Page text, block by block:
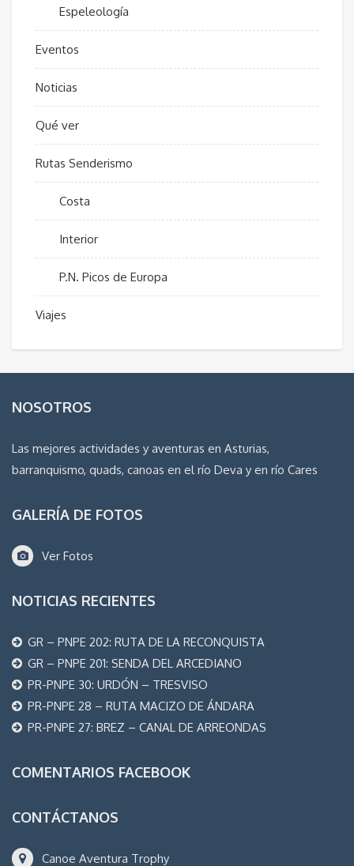
Espeleología
Eventos
Noticias
Qué ver
Rutas Senderismo
Costa
Interior
P.N. Picos de Europa
Viajes
NOSOTROS
Las mejores actividades y aventuras en Asturias,
barranquismo, quads, canoas en el río Deva y en río Cares
GALERÍA DE FOTOS
Ver Fotos
NOTICIAS RECIENTES
GR – PNPE 202: RUTA DE LA RECONQUISTA
GR – PNPE 201: SENDA DEL ARCEDIANO
PR-PNPE 30: URDÓN – TRESVISO
PR-PNPE 28 – RUTA MACIZO DE ÁNDARA
PR-PNPE 27: BREZ – CANAL DE ARREONDAS
COMENTARIOS FACEBOOK
CONTÁCTANOS
Canoe Aventura Trophy